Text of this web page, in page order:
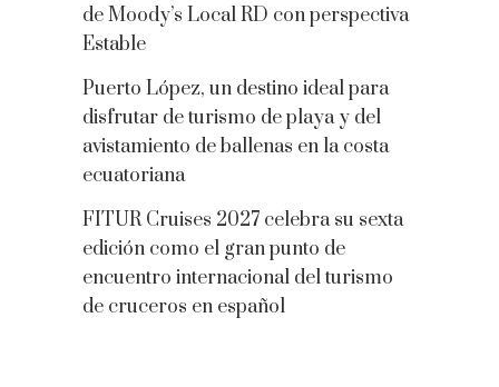
de Moody’s Local RD con perspectiva
Estable
Puerto López, un destino ideal para
disfrutar de turismo de playa y del
avistamiento de ballenas en la costa
ecuatoriana
FITUR Cruises 2027 celebra su sexta
edición como el gran punto de
encuentro internacional del turismo
de cruceros en español